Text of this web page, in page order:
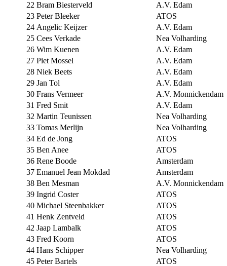
22 Bram Biesterveld
A.V. Edam
23 Peter Bleeker
ATOS
24 Angelic Keijzer
A.V. Edam
25 Cees Verkade
Nea Volharding
26 Wim Kuenen
A.V. Edam
27 Piet Mossel
A.V. Edam
28 Niek Beets
A.V. Edam
29 Jan Tol
A.V. Edam
30 Frans Vermeer
A.V. Monnickendam
31 Fred Smit
A.V. Edam
32 Martin Teunissen
Nea Volharding
33 Tomas Merlijn
Nea Volharding
34 Ed de Jong
ATOS
35 Ben Anee
ATOS
36 Rene Boode
Amsterdam
37 Emanuel Jean Mokdad
Amsterdam
38 Ben Mesman
A.V. Monnickendam
39 Ingrid Coster
ATOS
40 Michael Steenbakker
ATOS
41 Henk Zentveld
ATOS
42 Jaap Lambalk
ATOS
43 Fred Koorn
ATOS
44 Hans Schipper
Nea Volharding
45 Peter Bartels
ATOS